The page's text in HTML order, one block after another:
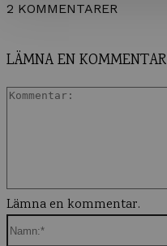
2 KOMMENTARER
LÄMNA EN KOMMENTAR
Lämna en kommentar.